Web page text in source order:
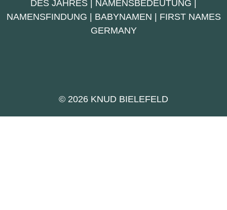
DES JAHRES | NAMENSBEDEUTUNG |
NAMENSFINDUNG | BABYNAMEN | FIRST NAMES
GERMANY
© 2026 KNUD BIELEFELD